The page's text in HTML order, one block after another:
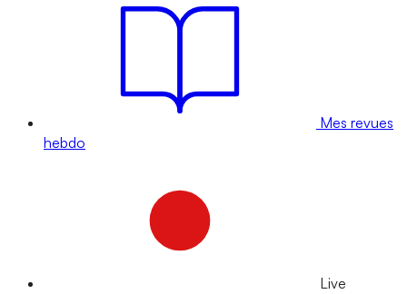
Mes revues
hebdo
Live